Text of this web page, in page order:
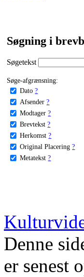
Søgning i
Søgetekst
Søge-afgrænsning:
Dato ?
Afsender ?
Modtager ?
Brevtekst ?
Herkomst ?
Original Placering ?
Metatekst ?
Denne
er senest